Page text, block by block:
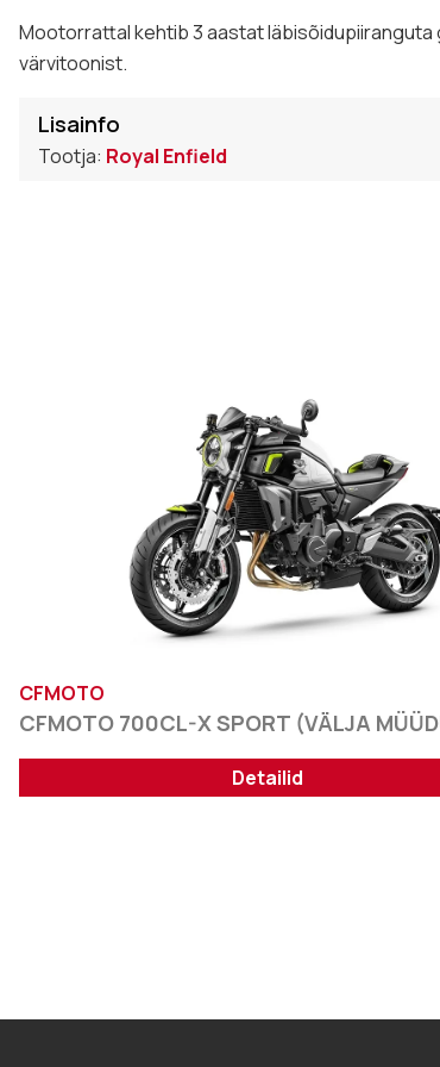
Mootorrattal kehtib 3 aastat läbisõidupiiranguta
värvitoonist.
Lisainfo
Tootja: Royal Enfield
CFMOTO
CFMOTO 700CL-X SPORT (VÄLJA
Detailid